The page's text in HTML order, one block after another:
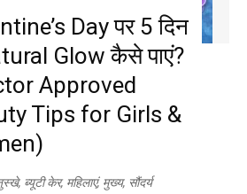
Day पर 5 दिन
Glow कैसे पाएं?
Approved
Tips for Girls &
, ब्यूटी केर, महिलाएं, मुख्य, सौंदर्य